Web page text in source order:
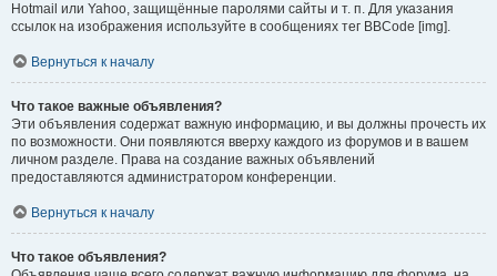
Hotmail или Yahoo, защищённые паролями сайты и т. п. Для указания
ссылок на изображения используйте в сообщениях тег BBCode [img].
Вернуться к началу
Что такое важные объявления?
Эти объявления содержат важную информацию, и вы должны прочесть их
по возможности. Они появляются вверху каждого из форумов и в вашем
личном разделе. Права на создание важных объявлений
предоставляются администратором конференции.
Вернуться к началу
Что такое объявления?